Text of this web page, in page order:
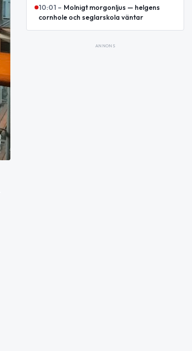
10:01 – Molnigt morgonljus — helgens
cornhole och seglarskola väntar
ANNONS